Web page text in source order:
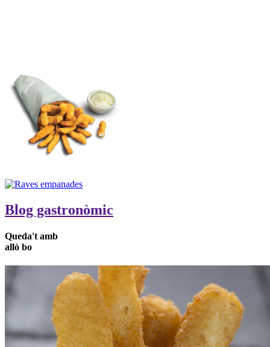
Blog gastronòmic
Queda't amb
allò bo